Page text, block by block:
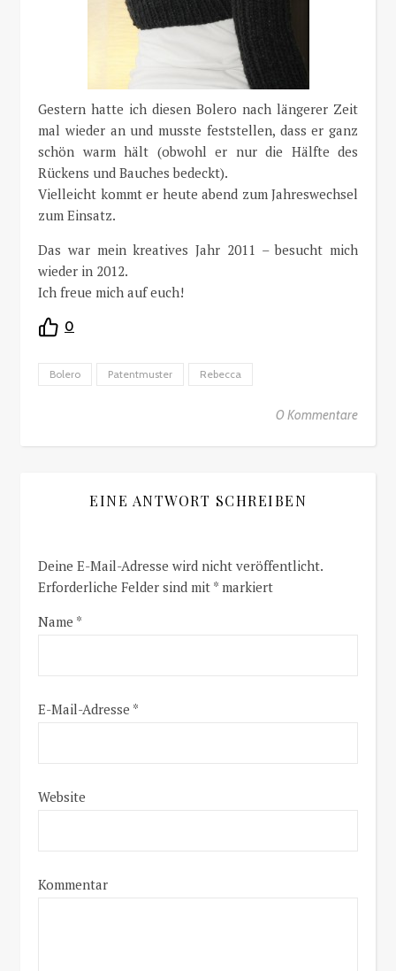
Gestern hatte ich diesen Bolero nach längerer Zeit
mal wieder an und musste feststellen, dass er ganz
schön warm hält (obwohl er nur die Hälfte des
Rückens und Bauches bedeckt).
Vielleicht kommt er heute abend zum Jahreswechsel
zum Einsatz.
Das war mein kreatives Jahr 2011 – besucht mich
wieder in 2012.
Ich freue mich auf euch!
0
Bolero Patentmuster Rebecca
0 Kommentare
EINE ANTWORT SCHREIBEN
Deine E-Mail-Adresse wird nicht veröffentlicht.
Erforderliche Felder sind mit * markiert
Name *
E-Mail-Adresse *
Website
Kommentar